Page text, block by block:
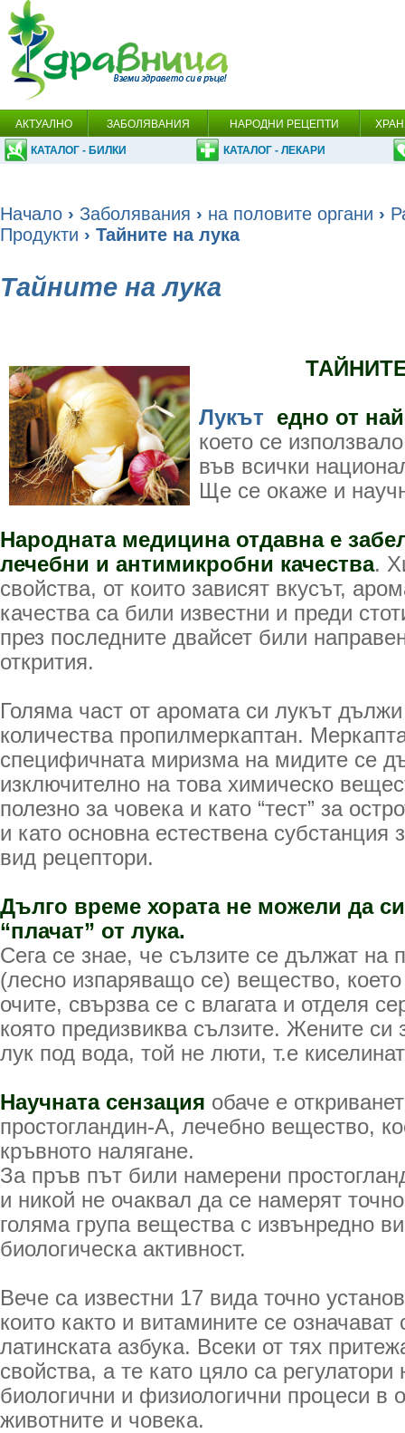
АКТУАЛНО ЗАБОЛЯВАНИЯ НАРОДНИ РЕЦЕПТИ
КАТАЛОГ - БИЛКИ КАТАЛОГ - ЛЕКАРИ
Начало › Заболявания › на половите органи ›
Продукти › Тайните на лука
Тайните на лука
Лукът едно от
което се
във всички
Ще се окаже и
Народната медицина отдавна е
лечебни и антимикробни качества.
свойства, от които зависят вкусът,
качества са били известни и преди
през последните двайсет били
открития.
Голяма част от аромата си лукът
количества пропилмеркаптан.
специфичната миризма на мидите се
изключително на това химическо
полезно за човека и като “тест” за
и като основна естествена субстанция
вид рецептори.
Дълго време хората не можели да
“плачат” от лука.
Сега се знае, че сълзите се дължат на
(лесно изпаряващо се) вещество, което
очите, свързва се с влагата и отделя
която предизвиква сълзите. Жените си
лук под вода, той не люти, т.е
Научната сензация обаче е
простогландин-А, лечебно вещество,
кръвното налягане.
За пръв път били намерени
и никой не очаквал да се намерят
голяма група вещества с извънредно
биологическа активност.
Вече са известни 17 вида точно
които както и витамините се означават
латинската азбука. Всеки от тях
свойства, а те като цяло са
биологични и физиологични процеси в
животните и човека.